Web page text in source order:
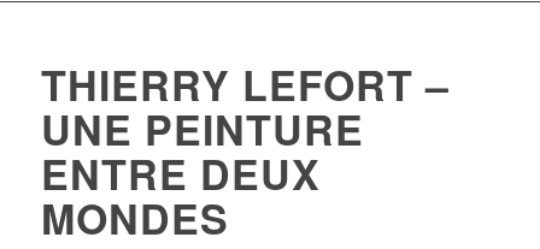
THIERRY LEFORT –
UNE PEINTURE
ENTRE DEUX
MONDES